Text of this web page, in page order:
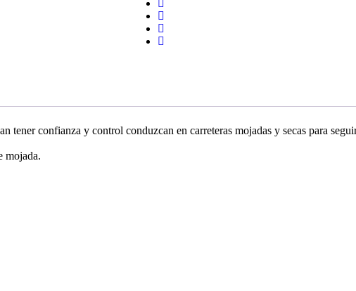
tener confianza y control conduzcan en carreteras mojadas y secas para
mojada.